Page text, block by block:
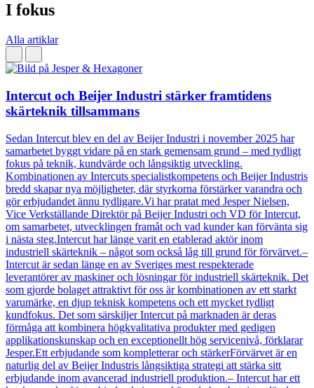
I fokus
Alla artiklar
Intercut och Beijer Industri stärker framtidens
skärteknik tillsammans
Sedan Intercut blev en del av Beijer Industri i november 2025 har
samarbetet byggt vidare på en stark gemensam grund – med tydligt
fokus på teknik, kundvärde och långsiktig utveckling.
Kombinationen av Intercuts specialistkompetens och Beijer Industris
bredd skapar nya möjligheter, där styrkorna förstärker varandra och
gör erbjudandet ännu tydligare.Vi har pratat med Jesper Nielsen,
Vice Verkställande Direktör på Beijer Industri och VD för Intercut,
om samarbetet, utvecklingen framåt och vad kunder kan förvänta sig
i nästa steg.Intercut har länge varit en etablerad aktör inom
industriell skärteknik – något som också låg till grund för förvärvet.–
Intercut är sedan länge en av Sveriges mest respekterade
leverantörer av maskiner och lösningar för industriell skärteknik. Det
som gjorde bolaget attraktivt för oss är kombinationen av ett starkt
varumärke, en djup teknisk kompetens och ett mycket tydligt
kundfokus. Det som särskiljer Intercut på marknaden är deras
förmåga att kombinera högkvalitativa produkter med gedigen
applikationskunskap och en exceptionellt hög servicenivå, förklarar
Jesper.Ett erbjudande som kompletterar och stärkerFörvärvet är en
naturlig del av Beijer Industris långsiktiga strategi att stärka sitt
erbjudande inom avancerad industriell produktion.– Intercut har ett